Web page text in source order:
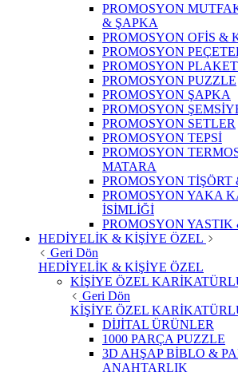
PROMOSYON
& ŞAPKA
PROMOSYON OFİS &
PROMOSYON
PROMOSYON
PROMOSYON PUZZLE
PROMOSYON ŞAPKA
PROMOSYON
PROMOSYON SETLER
PROMOSYON TEPSİ
PROMOSYON
MATARA
PROMOSYON TİŞÖRT
PROMOSYON YAKA
İSİMLİĞİ
PROMOSYON
HEDİYELİK & KİŞİYE ÖZEL
Geri Dön
HEDİYELİK & KİŞİYE ÖZEL
KİŞİYE ÖZEL
Geri Dön
KİŞİYE ÖZEL
DİJİTAL ÜRÜNLER
1000 PARÇA PUZZLE
3D AHŞAP BİBLO &
ANAHTARLIK